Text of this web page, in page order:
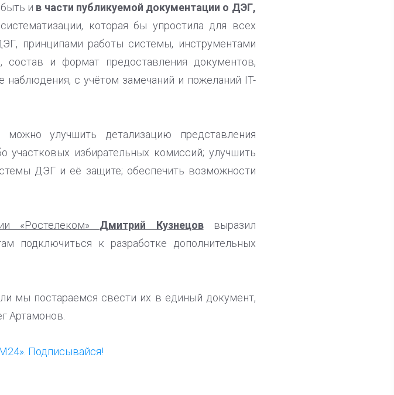
и в части публикуемой документации о ДЭГ,
которая бы упростила для всех
принципами работы системы, инструментами
состав и формат предоставления документов,
с учётом замечаний и пожеланий IT-
улучшить детализацию представления
участковых избирательных комиссий; улучшить
ДЭГ и её защите; обеспечить возможности
«Ростелеком» Дмитрий Кузнецов
выразил
подключиться к разработке дополнительных
мы постараемся свести их в единый документ,
Артамонов.
Подписывайся!